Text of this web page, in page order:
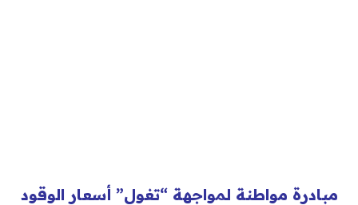
مبادرة مواطنة لمواجهة “تغول” أسعار الوقود